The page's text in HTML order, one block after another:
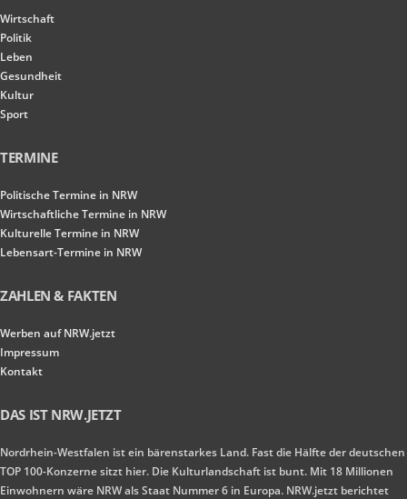
Wirtschaft
Politik
Leben
Gesundheit
Kultur
Sport
TERMINE
Politische Termine in NRW
Wirtschaftliche Termine in NRW
Kulturelle Termine in NRW
Lebensart-Termine in NRW
ZAHLEN & FAKTEN
Werben auf NRW.jetzt
Impressum
Kontakt
DAS IST NRW.JETZT
Nordrhein-Westfalen ist ein bärenstarkes Land. Fast die Hälfte der deutschen
TOP 100-Konzerne sitzt hier. Die Kulturlandschaft ist bunt. Mit 18 Millionen
Einwohnern wäre NRW als Staat Nummer 6 in Europa. NRW.jetzt berichtet